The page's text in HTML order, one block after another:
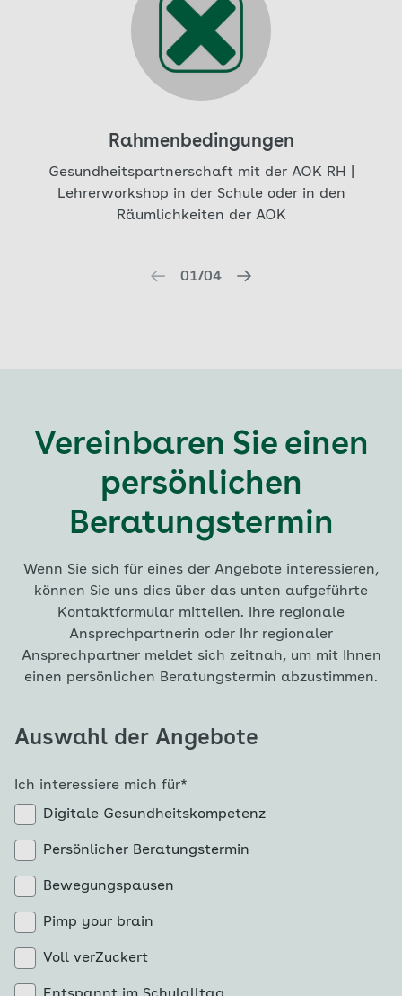
Rahmenbedingungen
Gesundheitspartnerschaft mit der AOK RH |
Lehrerworkshop in der Schule oder in den
Räumlichkeiten der AOK
01/04
Vereinbaren Sie einen
persönlichen
Beratungstermin
Wenn Sie sich für eines der Angebote interessieren,
können Sie uns dies über das unten aufgeführte
Kontaktformular mitteilen. Ihre regionale
Ansprechpartnerin oder Ihr regionaler
Ansprechpartner meldet sich zeitnah, um mit Ihnen
einen persönlichen Beratungstermin abzustimmen.
Auswahl der Angebote
Ich interessiere mich für*
Digitale Gesundheitskompetenz
Persönlicher Beratungstermin
Bewegungspausen
Pimp your brain
Voll verZuckert